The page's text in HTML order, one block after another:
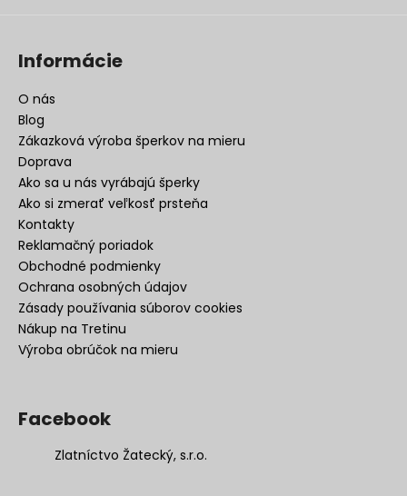
Informácie
O nás
Blog
Zákazková výroba šperkov na mieru
Doprava
Ako sa u nás vyrábajú šperky
Ako si zmerať veľkosť prsteňa
Kontakty
Reklamačný poriadok
Obchodné podmienky
Ochrana osobných údajov
Zásady používania súborov cookies
Nákup na Tretinu
Výroba obrúčok na mieru
Facebook
Zlatníctvo Žatecký, s.r.o.